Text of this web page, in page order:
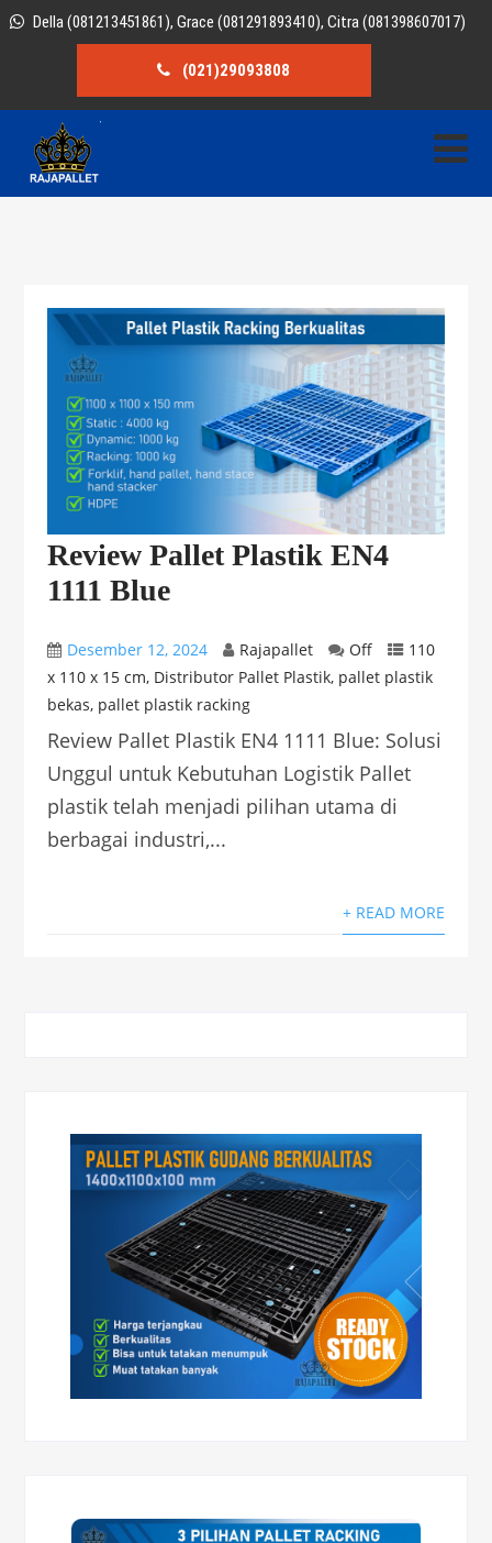
Della (081213451861), Grace (081291893410), Citra (081398607017)
(021)29093808
Review Pallet Plastik EN4
1111 Blue
Desember 12, 2024 Rajapallet Off
110
x 110 x 15 cm, Distributor Pallet Plastik, pallet plastik
bekas, pallet plastik racking
Review Pallet Plastik EN4 1111 Blue: Solusi
Unggul untuk Kebutuhan Logistik Pallet
plastik telah menjadi pilihan utama di
berbagai industri,...
+ READ MORE